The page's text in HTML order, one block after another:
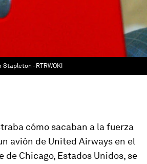
Stapleton - RTRWOKI
cómo sacaban a la fuerza
avión de United Airways en el
de Chicago, Estados Unidos, se